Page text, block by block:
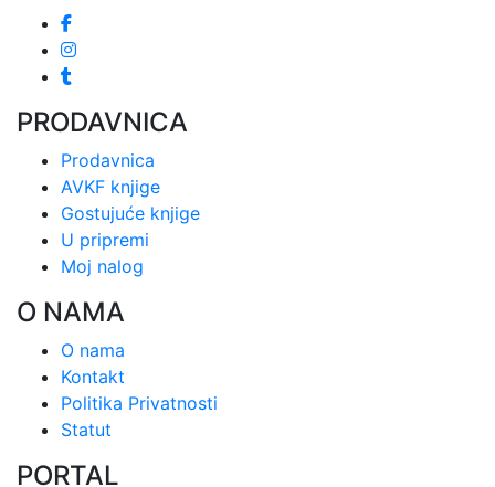
PRODAVNICA
Prodavnica
AVKF knjige
Gostujuće knjige
U pripremi
Moj nalog
O NAMA
O nama
Kontakt
Politika Privatnosti
Statut
PORTAL